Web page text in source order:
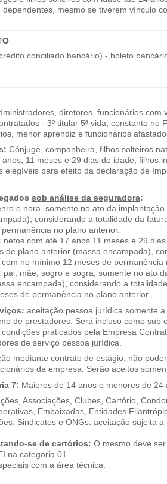
mesmo se tiverem vínculo
conciliado bancário) - boleto
diretores, funcionários com
- 3º titular 5ª vida, constanto no
menor aprendiz e funcionários
Cônjuge, companheira, filhos solteiros
11 meses e 29 dias de idade; filhos
elegíveis para efeito da declaração de
sob análise da seguradora:
e nora, somente no ato da
considerando a totalidade da
no plano anterior.
netos com até 17 anos 11 meses e 29
de plano anterior (massa encampada),
no mínimo 12 meses de permanência
pai, mãe, sogro e sogra, somente no ato
encampada), considerando a
de permanência no plano anterior.
aceitação pessoa jurídica somente a
de prestadores. Será incluso como sub
praticados pela Empresa
de serviço pessoa jurídica.
mediante contrato de estágio, não
da empresa. Serão aceitos
7: Maiores de 14 anos e menores de 24
Associações, Clubes, Cartório,
Embaixadas, Entidades
Sindicatos e ONGs: aceitação sujeita
se de cartórios: O mesmo deve
na categoria 01.
com a área técnica.